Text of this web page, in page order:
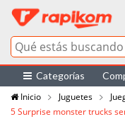
Categorías
Inicio
Juguetes
5 Surprise monster trucks